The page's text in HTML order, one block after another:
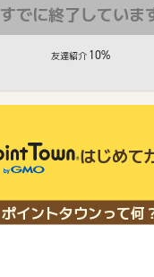
すでに終了していま
友達紹介 10%
はじめて
ポイントタウンって何